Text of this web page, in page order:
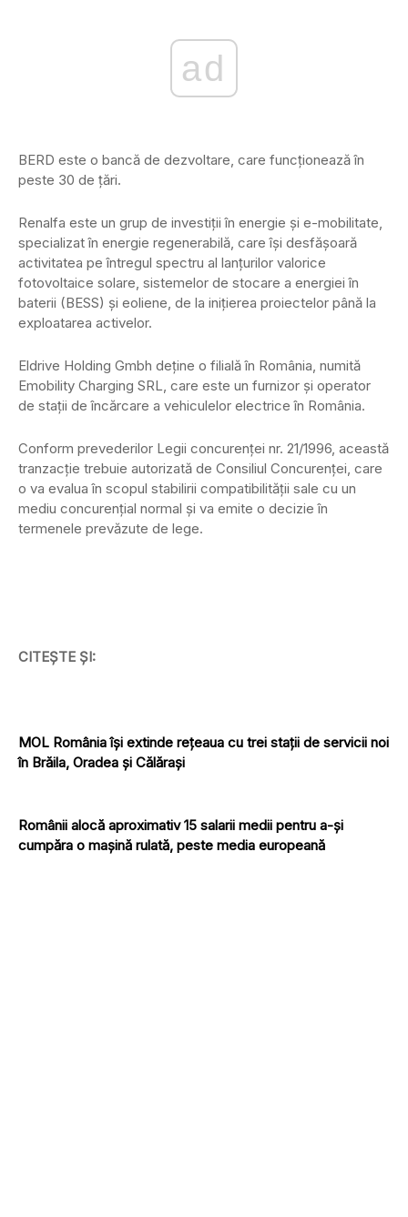
ad
BERD este o bancă de dezvoltare, care funcţionează în
peste 30 de ţări.
Renalfa este un grup de investiţii în energie şi e-mobilitate,
specializat în energie regenerabilă, care îşi desfăşoară
activitatea pe întregul spectru al lanţurilor valorice
fotovoltaice solare, sistemelor de stocare a energiei în
baterii (BESS) şi eoliene, de la iniţierea proiectelor până la
exploatarea activelor.
Eldrive Holding Gmbh deţine o filială în România, numită
Emobility Charging SRL, care este un furnizor şi operator
de staţii de încărcare a vehiculelor electrice în România.
Conform prevederilor Legii concurenţei nr. 21/1996, această
tranzacţie trebuie autorizată de Consiliul Concurenţei, care
o va evalua în scopul stabilirii compatibilităţii sale cu un
mediu concurenţial normal şi va emite o decizie în
termenele prevăzute de lege.
CITEȘTE ȘI:
MOL România își extinde rețeaua cu trei stații de servicii noi
în Brăila, Oradea și Călărași
Românii alocă aproximativ 15 salarii medii pentru a-și
cumpăra o mașină rulată, peste media europeană